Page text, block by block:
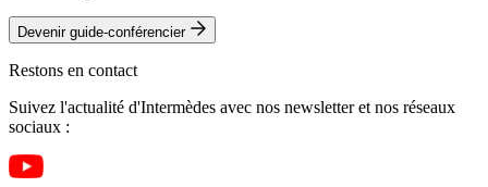
Devenir guide-conférencier
Restons en contact
Suivez l'actualité d'Intermèdes avec nos newsletter et nos réseaux
sociaux :